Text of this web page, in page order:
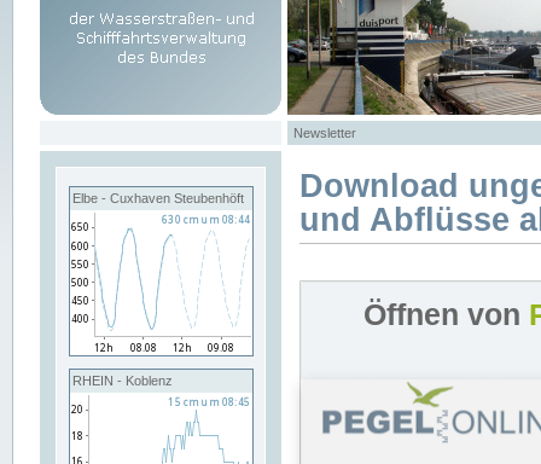
Newsletter
Elbe - Cuxhaven Steubenhöft
RHEIN - Koblenz
Download
und Abflüsse
Öffnen von